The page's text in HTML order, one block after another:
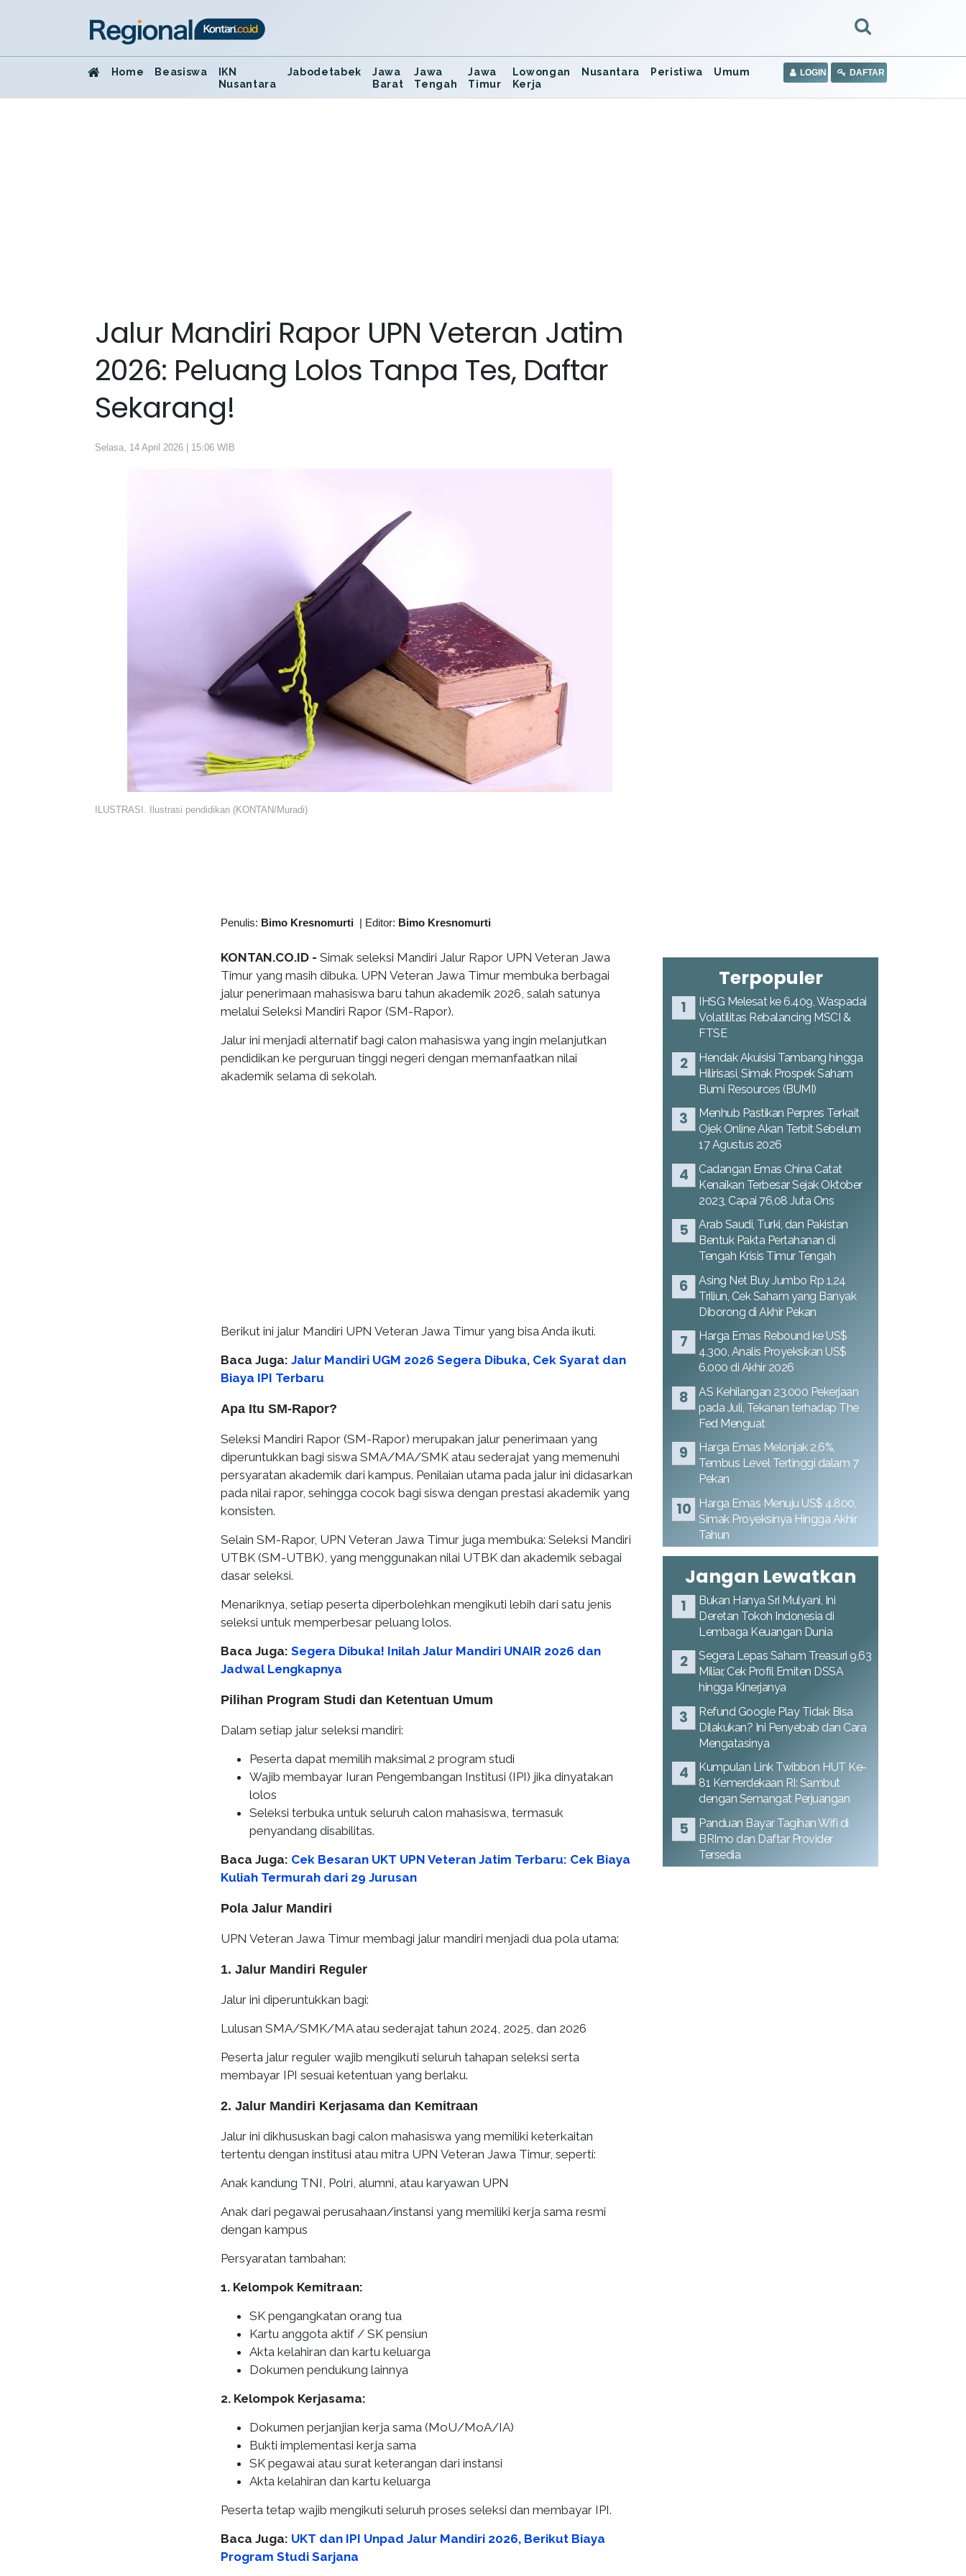
Home Beasiswa
IKN
Nusantara
Jabodetabek
Jawa
Barat
Jawa
Tengah
Jawa
Timur
Lowongan
Kerja
Nusantara Peristiwa Umum LOGIN DAFTAR
Jalur Mandiri Rapor UPN Veteran Jatim
2026: Peluang Lolos Tanpa Tes, Daftar
Sekarang!
Selasa, 14 April 2026 | 15:06 WIB
ILUSTRASI. Ilustrasi pendidikan (KONTAN/Muradi)
Penulis: Bimo Kresnomurti | Editor: Bimo Kresnomurti
KONTAN.CO.ID - Simak seleksi Mandiri Jalur Rapor UPN Veteran Jawa
Timur yang masih dibuka. UPN Veteran Jawa Timur membuka berbagai
jalur penerimaan mahasiswa baru tahun akademik 2026, salah satunya
melalui Seleksi Mandiri Rapor (SM-Rapor).
Jalur ini menjadi alternatif bagi calon mahasiswa yang ingin melanjutkan
pendidikan ke perguruan tinggi negeri dengan memanfaatkan nilai
akademik selama di sekolah.
Berikut ini jalur Mandiri UPN Veteran Jawa Timur yang bisa Anda ikuti.
Baca Juga: Jalur Mandiri UGM 2026 Segera Dibuka, Cek Syarat dan
Biaya IPI Terbaru
Apa Itu SM-Rapor?
Seleksi Mandiri Rapor (SM-Rapor) merupakan jalur penerimaan yang
diperuntukkan bagi siswa SMA/MA/SMK atau sederajat yang memenuhi
persyaratan akademik dari kampus. Penilaian utama pada jalur ini didasarkan
pada nilai rapor, sehingga cocok bagi siswa dengan prestasi akademik yang
konsisten.
Selain SM-Rapor, UPN Veteran Jawa Timur juga membuka: Seleksi Mandiri
UTBK (SM-UTBK), yang menggunakan nilai UTBK dan akademik sebagai
dasar seleksi.
Menariknya, setiap peserta diperbolehkan mengikuti lebih dari satu jenis
seleksi untuk memperbesar peluang lolos.
Baca Juga: Segera Dibuka! Inilah Jalur Mandiri UNAIR 2026 dan
Jadwal Lengkapnya
Pilihan Program Studi dan Ketentuan Umum
Dalam setiap jalur seleksi mandiri:
Peserta dapat memilih maksimal 2 program studi
Wajib membayar Iuran Pengembangan Institusi (IPI) jika dinyatakan
lolos
Seleksi terbuka untuk seluruh calon mahasiswa, termasuk
penyandang disabilitas.
Baca Juga: Cek Besaran UKT UPN Veteran Jatim Terbaru: Cek Biaya
Kuliah Termurah dari 29 Jurusan
Pola Jalur Mandiri
UPN Veteran Jawa Timur membagi jalur mandiri menjadi dua pola utama:
1. Jalur Mandiri Reguler
Jalur ini diperuntukkan bagi:
Lulusan SMA/SMK/MA atau sederajat tahun 2024, 2025, dan 2026
Peserta jalur reguler wajib mengikuti seluruh tahapan seleksi serta
membayar IPI sesuai ketentuan yang berlaku.
2. Jalur Mandiri Kerjasama dan Kemitraan
Jalur ini dikhususkan bagi calon mahasiswa yang memiliki keterkaitan
tertentu dengan institusi atau mitra UPN Veteran Jawa Timur, seperti:
Anak kandung TNI, Polri, alumni, atau karyawan UPN
Anak dari pegawai perusahaan/instansi yang memiliki kerja sama resmi
dengan kampus
Persyaratan tambahan:
1. Kelompok Kemitraan:
SK pengangkatan orang tua
Kartu anggota aktif / SK pensiun
Akta kelahiran dan kartu keluarga
Dokumen pendukung lainnya
2. Kelompok Kerjasama:
Dokumen perjanjian kerja sama (MoU/MoA/IA)
Bukti implementasi kerja sama
SK pegawai atau surat keterangan dari instansi
Akta kelahiran dan kartu keluarga
Peserta tetap wajib mengikuti seluruh proses seleksi dan membayar IPI.
Baca Juga: UKT dan IPI Unpad Jalur Mandiri 2026, Berikut Biaya
Program Studi Sarjana
Terpopuler
IHSG Melesat ke 6.409, Waspadai
Volatilitas Rebalancing MSCI &
FTSE
Hendak Akuisisi Tambang hingga
Hilirisasi, Simak Prospek Saham
Bumi Resources (BUMI)
Menhub Pastikan Perpres Terkait
Ojek Online Akan Terbit Sebelum
17 Agustus 2026
Cadangan Emas China Catat
Kenaikan Terbesar Sejak Oktober
2023, Capai 76,08 Juta Ons
Arab Saudi, Turki, dan Pakistan
Bentuk Pakta Pertahanan di
Tengah Krisis Timur Tengah
Asing Net Buy Jumbo Rp 1,24
Triliun, Cek Saham yang Banyak
Diborong di Akhir Pekan
Harga Emas Rebound ke US$
4.300, Analis Proyeksikan US$
6.000 di Akhir 2026
AS Kehilangan 23.000 Pekerjaan
pada Juli, Tekanan terhadap The
Fed Menguat
Harga Emas Melonjak 2,6%,
Tembus Level Tertinggi dalam 7
Pekan
Harga Emas Menuju US$ 4.800,
Simak Proyeksinya Hingga Akhir
Tahun
Jangan Lewatkan
Bukan Hanya Sri Mulyani, Ini
Deretan Tokoh Indonesia di
Lembaga Keuangan Dunia
Segera Lepas Saham Treasuri 9,63
Miliar, Cek Profil Emiten DSSA
hingga Kinerjanya
Refund Google Play Tidak Bisa
Dilakukan? Ini Penyebab dan Cara
Mengatasinya
Kumpulan Link Twibbon HUT Ke-
81 Kemerdekaan RI: Sambut
dengan Semangat Perjuangan
Panduan Bayar Tagihan Wifi di
BRImo dan Daftar Provider
Tersedia